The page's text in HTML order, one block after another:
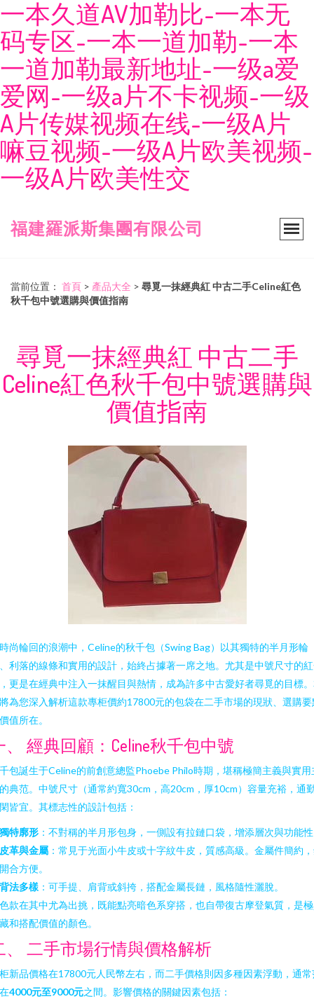
一本久道AV加勒比-一本无
码专区-一本一道加勒-一本
一道加勒最新地址-一级a爱
爱网-一级a片不卡视频-一级
A片传媒视频在线-一级A片
嘛豆视频-一级A片欧美视频-
一级A片欧美性交
福建羅派斯集團有限公司
當前位置： 首頁 > 產品大全 > 尋覓一抹經典紅 中古二手Celine紅色
秋千包中號選購與價值指南
尋覓一抹經典紅 中古二手
Celine紅色秋千包中號選購與
價值指南
尚輪回的浪潮中，Celine的秋千包（Swing Bag）以其獨特的半月形輪
利落的線條和實用的設計，始終占據著一席之地。尤其是中號尺寸的
更是在經典中注入一抹醒目與熱情，成為許多中古愛好者尋覓的目標
為您深入解析這款專柜價約17800元的包袋在二手市場的現狀、選購要
值所在。
、 經典回顧：Celine秋千包中號
包誕生于Celine的前創意總監Phoebe Philo時期，堪稱極簡主義與實用
典范。中號尺寸（通常約寬30cm，高20cm，厚10cm）容量充裕，通
皆宜。其標志性的設計包括：
獨特廓形 ：不對稱的半月形包身，一側設有拉鏈口袋，增添層次與功能
皮革與金屬 ：常見于光面小牛皮或十字紋牛皮，質感高級。金屬件簡約
合方便。
背法多樣 ：可手提、肩背或斜挎，搭配金屬長鏈，風格隨性灑脫。
款在其中尤為出挑，既能點亮暗色系穿搭，也自帶復古摩登氣質，是
和搭配價值的顏色。
、 二手市場行情與價格解析
新品價格在17800元人民幣左右，而二手價格則因多種因素浮動，通常
4000元至9000元之間。影響價格的關鍵因素包括：